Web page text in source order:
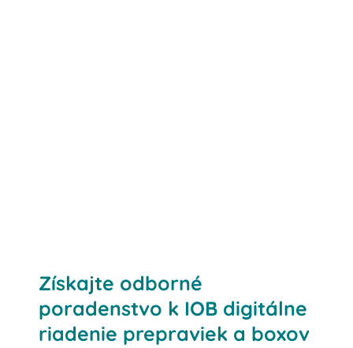
Získajte odborné
poradenstvo k IOB digitálne
riadenie prepraviek a boxov